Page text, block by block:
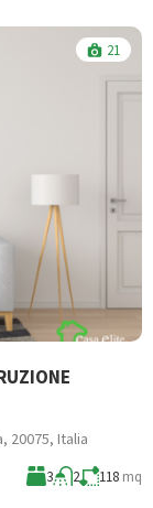
21
20075, Italia
3 2 118 mq